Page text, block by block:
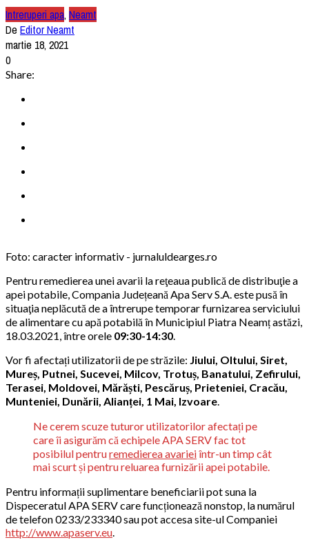
Intreruperi apa, Neamt
De Editor Neamt
martie 18, 2021
0
Share:
Foto: caracter informativ - jurnaluldearges.ro
Pentru remedierea unei avarii la reţeaua publică de distribuţie a
apei potabile, Compania Județeană Apa Serv S.A. este pusă în
situaţia neplăcută de a întrerupe temporar furnizarea serviciului
de alimentare cu apă potabilă în Municipiul Piatra Neamț astăzi,
18.03.2021, între orele 09:30-14:30.
Vor fi afectați utilizatorii de pe străzile: Jiului, Oltului, Siret,
Mureș, Putnei, Sucevei, Milcov, Trotuș, Banatului, Zefirului,
Terasei, Moldovei, Mărăști, Pescăruș, Prieteniei, Cracău,
Munteniei, Dunării, Alianței, 1 Mai, Izvoare.
Ne cerem scuze tuturor utilizatorilor afectați pe
care îi asigurăm că echipele APA SERV fac tot
posibilul pentruremedierea avarieiîntr-un timp cât
mai scurt și pentru reluarea furnizării apei potabile.
Pentru informații suplimentare beneficiarii pot suna la
Dispeceratul APA SERV care funcționează nonstop, la numărul
de telefon 0233/233340 sau pot accesa site-ul Companiei
http://www.apaserv.eu.